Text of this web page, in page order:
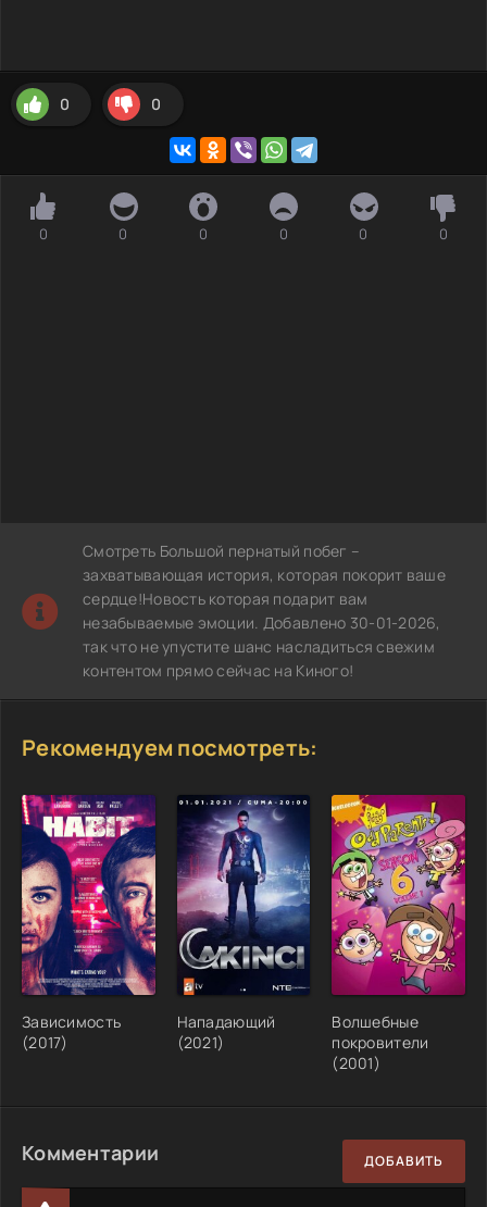
0 0
0 0 0 0 0 0
Смотреть Большой пернатый побег –
захватывающая история, которая покорит ваше
сердце!Новость которая подарит вам
незабываемые эмоции. Добавлено 30-01-2026,
так что не упустите шанс насладиться свежим
контентом прямо сейчас на Киного!
Рекомендуем посмотреть:
Зависимость
(2017)
Нападающий
(2021)
Волшебные
покровители
(2001)
Комментарии ДОБАВИТЬ